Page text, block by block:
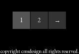
1 2 →
copyright cmsdesign all rights reserved.